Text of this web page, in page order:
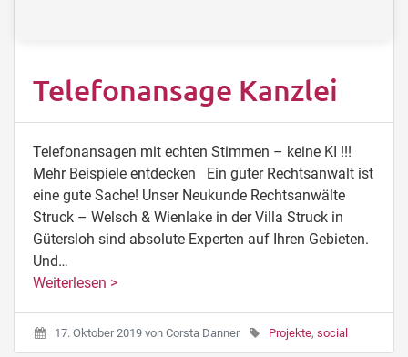
Telefonansage Kanzlei
Telefonansagen mit echten Stimmen – keine KI !!!
Mehr Beispiele entdecken Ein guter Rechtsanwalt ist
eine gute Sache! Unser Neukunde Rechtsanwälte
Struck – Welsch & Wienlake in der Villa Struck in
Gütersloh sind absolute Experten auf Ihren Gebieten.
Und…
Weiterlesen >
17. Oktober 2019 von Corsta Danner Projekte, social